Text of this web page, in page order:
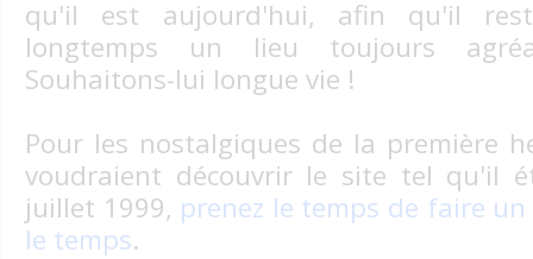
qu'il est aujourd'hui, afin qu'il
longtemps un lieu toujours
Souhaitons-lui longue vie !
Pour les nostalgiques de la première
voudraient découvrir le site tel qu'il
juillet 1999, prenez le temps de faire
le temps.